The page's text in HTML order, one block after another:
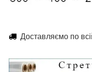
Доставляємо по